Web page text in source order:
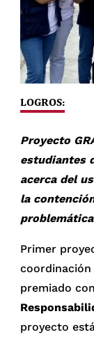
LOGROS:
Proyecto
estudiantes
acerca del
la
Primer
premiado
proyecto